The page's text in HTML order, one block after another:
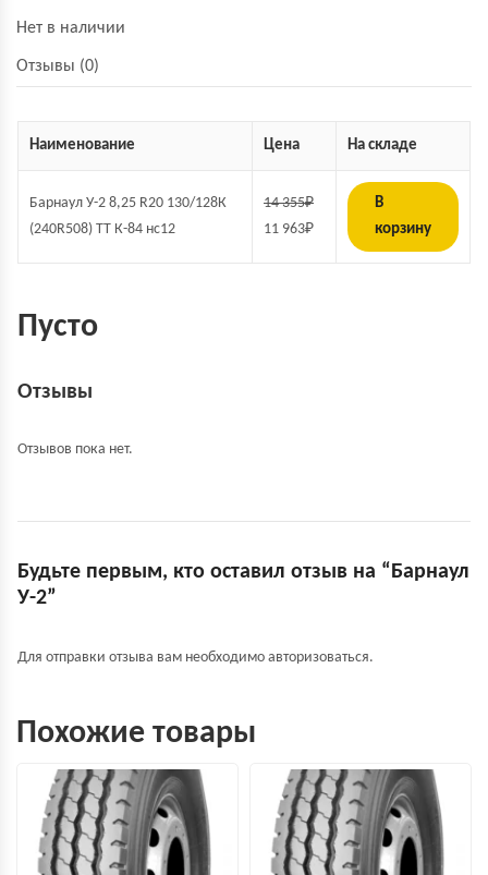
Нет в наличии
Отзывы (0)
Наименование Цена На складе
Барнаул У-2 8,25 R20 130/128К
(240R508) TT К-84 нс12
14 355₽
11 963₽
В
корзину
Пусто
Отзывы
Отзывов пока нет.
Будьте первым, кто оставил отзыв на “Барнаул
У-2”
Для отправки отзыва вам необходимо авторизоваться.
Похожие товары